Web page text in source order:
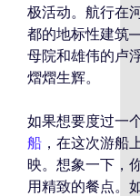
极活动。航行在
都的地标性建筑
母院和雄伟的卢
熠熠生辉。
如果想要度过一
船 ，在这次游船
映。想象一下，
用精致的餐点。